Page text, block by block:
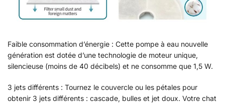
Faible consommation d’énergie : Cette pompe à eau nouvelle
génération est dotée d’une technologie de moteur unique,
silencieuse (moins de 40 décibels) et ne consomme que 1,5 W.
3 jets différents : Tournez le couvercle ou les pétales pour
obtenir 3 jets différents : cascade, bulles et jet doux. Votre chat